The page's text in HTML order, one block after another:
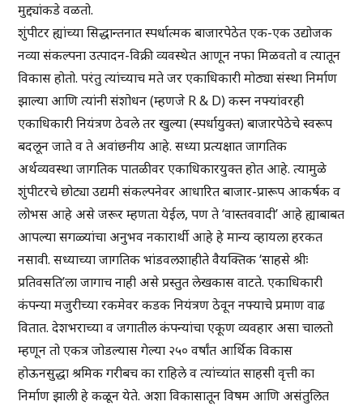
मुद्द्यांकडे वळतो.
शुंपीटर ह्यांच्या सिद्धान्तनात स्पर्धात्मक बाजारपेठेत एक-एक उद्योजक
नव्या संकल्पना उत्पादन-विक्री व्यवस्थेत आणून नफा मिळवतो व त्यातून
विकास होतो. परंतु त्यांच्याच मते जर एकाधिकारी मोठ्या संस्था निर्माण
झाल्या आणि त्यांनी संशोधन (म्हणजे R & D) कस्न नफ्यांवरही
एकाधिकारी नियंत्रण ठेवले तर खुल्या (स्पर्धायुक्त) बाजारपेठेचे स्वरूप
बदलून जाते व ते अवांछनीय आहे. सध्या प्रत्यक्षात जागतिक
अर्थव्यवस्था जागतिक पातळीवर एकाधिकारयुक्त होत आहे. त्यामुळे
शुंपीटरचे छोट्या उद्यमी संकल्पनेवर आधारित बाजार-प्रारूप आकर्षक व
लोभस आहे असे जरूर म्हणता येईल, पण ते ‘वास्तववादी’ आहे ह्याबाबत
आपल्या सगळ्यांचा अनुभव नकारार्थी आहे हे मान्य व्हायला हरकत
नसावी. सध्याच्या जागतिक भांडवलशाहीते वैयक्तिक ‘साहसे श्रीः
प्रतिवसति’ला जागाच नाही असे प्रस्तुत लेखकास वाटते. एकाधिकारी
कंपन्या मजुरीच्या रकमेवर कडक नियंत्रण ठेवून नफ्याचे प्रमाण वाढ
वितात. देशभराच्या व जगातील कंपन्यांचा एकूण व्यवहार असा चालतो
म्हणून तो एकत्र जोडल्यास गेल्या २५० वर्षांत आर्थिक विकास
होऊनसुद्धा श्रमिक गरीबच का राहिले व त्यांच्यांत साहसी वृत्ती का
निर्माण झाली हे कळून येते. अशा विकासातून विषम आणि असंतुलित